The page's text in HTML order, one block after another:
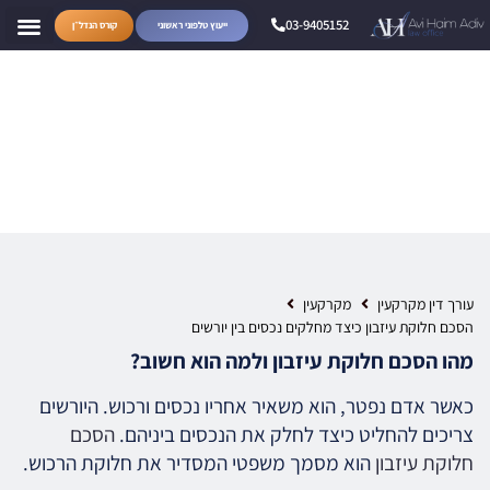
03-9405152 ייעוץ טלפוני ראשוני קורס הנדל״ן
עורך דין מקרקעין
מקרקעין
הסכם חלוקת עיזבון כיצד מחלקים נכסים בין יורשים
מהו הסכם חלוקת עיזבון ולמה הוא חשוב?
כאשר אדם נפטר, הוא משאיר אחריו נכסים ורכוש. היורשים
צריכים להחליט כיצד לחלק את הנכסים ביניהם.הסכם
חלוקת עיזבוןהוא מסמך משפטי המסדיר את חלוקת הרכוש.